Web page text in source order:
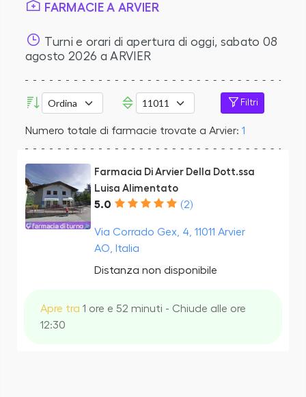
FARMACIE A ARVIER
Turni e orari di apertura di oggi, sabato 08
agosto 2026 a ARVIER
Filtri
Numero totale di farmacie trovate a Arvier: 1
Farmacia Di Arvier Della Dott.ssa
Luisa Alimentato
5.0 (2)
Via Corrado Gex, 4, 11011 Arvier
AO, Italia
Distanza non disponibile
Apre tra 1 ore e 52 minuti - Chiude alle ore
12:30